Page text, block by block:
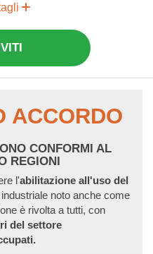
ACCORDO
CONFORMI AL
REGIONI
l'abilitazione all'uso del
noto anche come
è rivolta a tutti, con
del settore